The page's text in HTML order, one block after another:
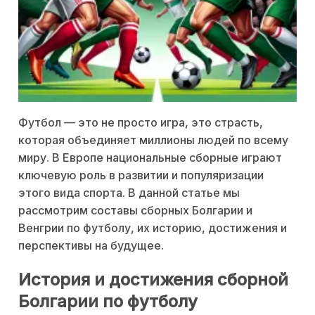
Футбол — это не просто игра, это страсть,
которая объединяет миллионы людей по всему
миру. В Европе национальные сборные играют
ключевую роль в развитии и популяризации
этого вида спорта. В данной статье мы
рассмотрим составы сборных Болгарии и
Венгрии по футболу, их историю, достижения и
перспективы на будущее.
История и достижения сборной
Болгарии по футболу